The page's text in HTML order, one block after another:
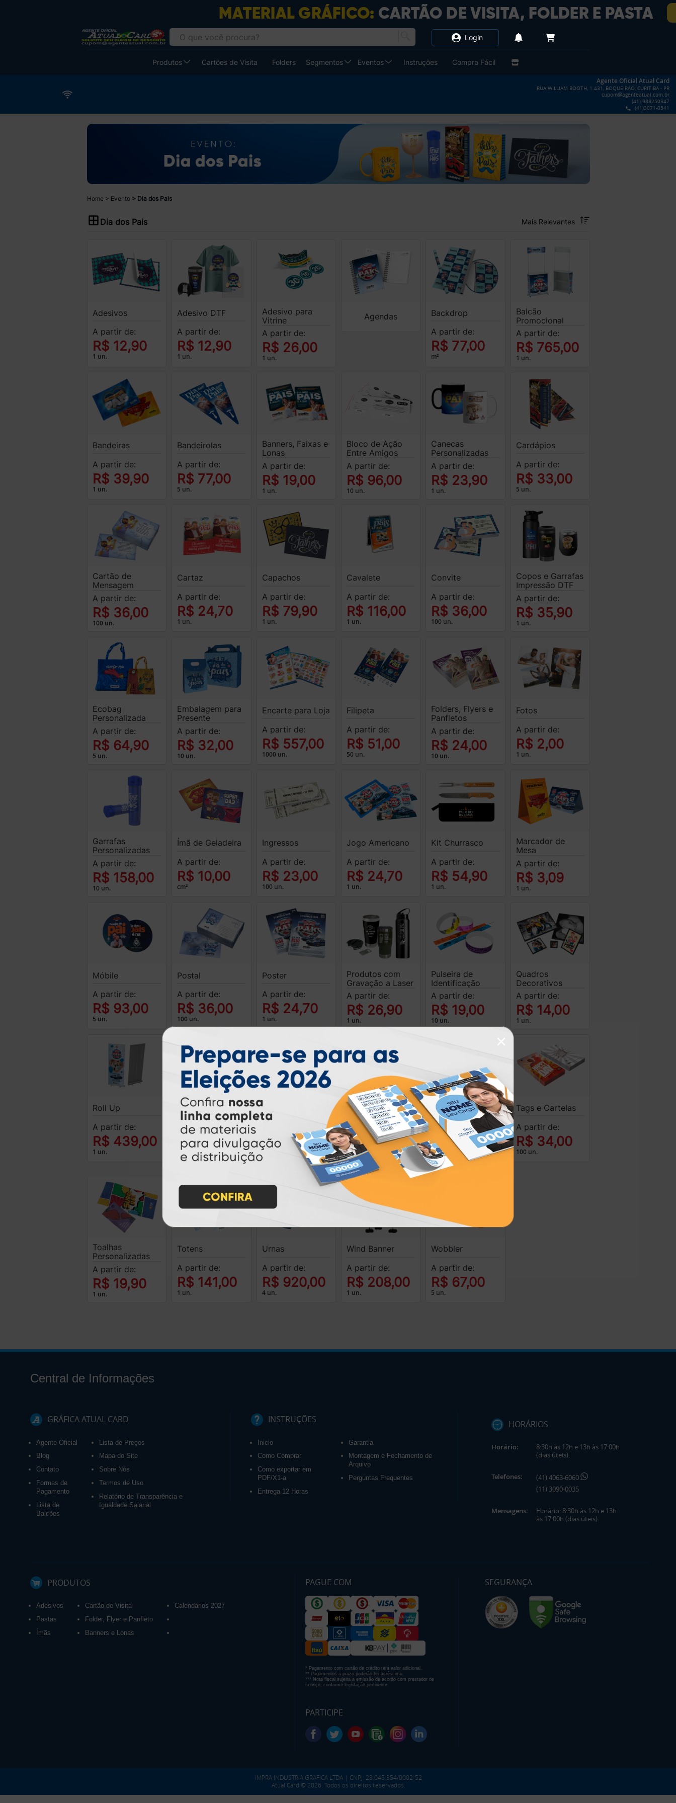
Produtos Cartões de Visita Folders Segmentos Eventos Instruções Compra Fácil
Login
Agente Oficial Atual Card
RUA WILLIAM BOOTH, 1.431, BOQUEIRAO, CURITIBA - PR
cupom@agenteatual.com.br
(41) 988250347
(41)3071-0541
Home Evento Dia dos Pais
Dia dos Pais
Adesivos
A partir de:
R$ 12,90
1 un.
Adesivo DTF
A partir de:
R$ 12,90
1 un.
Adesivo para
Vitrine
A partir de:
R$ 26,00
1 un.
Agendas
Backdrop
A partir de:
R$ 77,00
m²
Balcão
Promocional
A partir de:
R$ 765,00
1 un.
Bandeiras
A partir de:
R$ 39,90
1 un.
Bandeirolas
A partir de:
R$ 77,00
5 un.
Banners, Faixas e
Lonas
A partir de:
R$ 19,00
1 un.
Bloco de Ação
Entre Amigos
A partir de:
R$ 96,00
10 un.
Canecas
Personalizadas
A partir de:
R$ 23,90
1 un.
Cardápios
A partir de:
R$ 33,00
5 un.
Cartão de
Mensagem
A partir de:
R$ 36,00
100 un.
Cartaz
A partir de:
R$ 24,70
1 un.
Capachos
A partir de:
R$ 79,90
1 un.
Cavalete
A partir de:
R$ 116,00
1 un.
Convite
A partir de:
R$ 36,00
100 un.
Copos e Garrafas
Impressão DTF
A partir de:
R$ 35,90
1 un.
Ecobag
Personalizada
A partir de:
R$ 64,90
5 un.
Embalagem para
Presente
A partir de:
R$ 32,00
10 un.
Encarte para Loja
A partir de:
R$ 557,00
1000 un.
Filipeta
A partir de:
R$ 51,00
50 un.
Folders, Flyers e
Panfletos
A partir de:
R$ 24,00
10 un.
Fotos
A partir de:
R$ 2,00
1 un.
Garrafas
Personalizadas
A partir de:
R$ 158,00
10 un.
Ímã de Geladeira
A partir de:
R$ 10,00
cm²
Ingressos
A partir de:
R$ 23,00
100 un.
Jogo Americano
A partir de:
R$ 24,70
1 un.
Kit Churrasco
A partir de:
R$ 54,90
1 un.
Marcador de
Mesa
A partir de:
R$ 3,09
1 un.
Móbile
A partir de:
R$ 93,00
5 un.
Postal
A partir de:
R$ 36,00
100 un.
Poster
A partir de:
R$ 24,70
1 un.
Produtos com
Gravação a Laser
A partir de:
R$ 26,90
1 un.
Pulseira de
Identificação
A partir de:
R$ 19,00
10 un.
Quadros
Decorativos
A partir de:
R$ 14,00
1 un.
Roll Up
A partir de:
R$ 439,00
1 un.
Sacolas
A partir de:
R$
1.500,00
250 un.
Suporte para Tag
Veicular
R$ 14,90
1 un.
Splash e
Cartazes de
Promoção
A partir de:
R$ 19,00
10 un.
Taças
Personalizadas
A partir de:
R$ 158,00
10 un.
Tags e Cartelas
A partir de:
R$ 34,00
100 un.
Toalhas
Personalizadas
A partir de:
R$ 19,90
1 un.
Totens
A partir de:
R$ 141,00
1 un.
Urnas
A partir de:
R$ 920,00
4 un.
Wind Banner
A partir de:
R$ 208,00
1 un.
Wobbler
A partir de:
R$ 67,00
5 un.
Central de Informações
GRÁFICA ATUAL CARD
Agente Oficial
Blog
Contato
Formas de
Pagamento
Lista de
Balcões
Lista de Preços
Mapa do Site
Sobre Nós
Termos de Uso
Relatório de Transparência e
Igualdade Salarial
INSTRUÇÕES
Inicio
Como Comprar
Como exportar em
PDF/X1-a
Entrega 12 Horas
Garantia
Montagem e Fechamento de
Arquivo
Perguntas Frequentes
HORÁRIOS
Horário:
8:30h às 12h e 13h às 17:00h
(dias úteis).
Telefones:
(41) 4063-6060
(11) 3090-0035
Mensagens:
Horário: 8:30h às 12h e 13h
às 17:00h (dias úteis).
PRODUTOS
Adesivos
Pastas
Ímãs
Cartão de Visita
Folder, Flyer e Panfleto
Banners e Lonas
Calendários 2027
PAGUE COM
* Pagamento com cartão de crédito terá valor adicional.
** Pagamentos a prazo poderão ter acréscimo.
*** Nota fiscal sujeita a emissão de acordo com prestador de
serviço, conforme legislação pertinente.
PARTICIPE
SEGURANÇA
IMPRA INDUSTRIA GRAFICA LTDA | CNPJ: 28.045.354/0002-52
Atual Card © 2026. Todos os direitos reservados.